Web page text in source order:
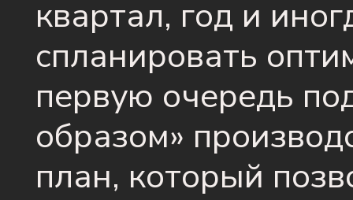
квартал, год и
спланировать
первую очередь
образом»
план, который